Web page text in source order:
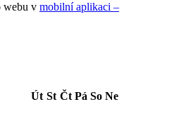
webu v mobilní aplikaci –
Út St Čt Pá So Ne